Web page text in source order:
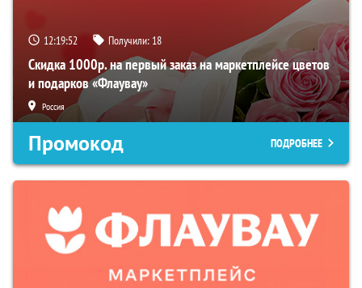
12:19:51 Получили: 18
Скидка 1000р. на первый заказ на маркетплейсе цветов
и подарков «Флаувау»
Россия
Промокод ПОДРОБНЕЕ